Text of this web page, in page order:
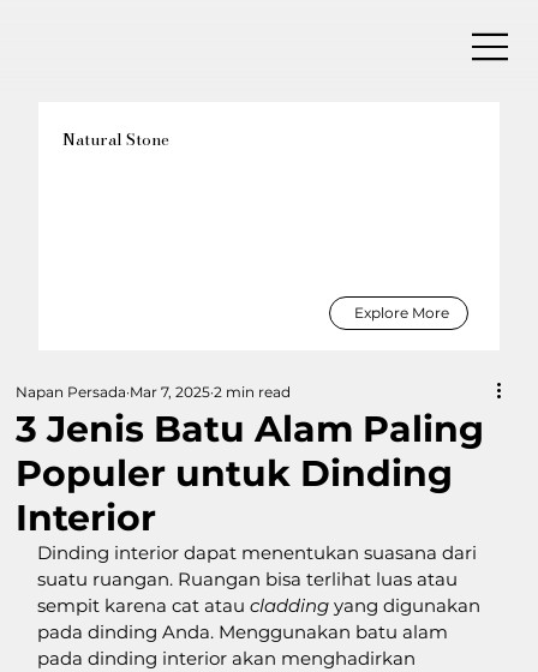
3 Jenis Batu Alam Paling
Populer untuk Dinding
Interior
Napan Persada Mar 7, 2025 2 min read
Dinding interior dapat menentukan suasana dari
suatu ruangan. Ruangan bisa terlihat luas atau
sempit karena cat atau cladding yang digunakan
pada dinding Anda. Menggunakan batu alam
pada dinding interior akan menghadirkan
Natural Stone
Explore More